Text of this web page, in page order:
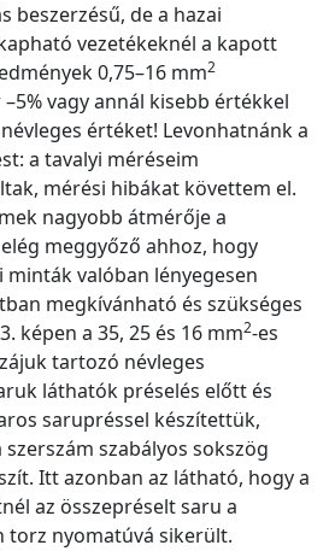
beszerzésű, de a hazai
vezetékeknél a kapott
0,75–16 mm2
vagy annál kisebb értékkel
értéket! Levonhatnánk a
a tavalyi méréseim
mérési hibákat követtem el.
nagyobb átmérője a
meggyőző ahhoz, hogy
minták valóban lényegesen
megkívánható és szükséges
képen a 35, 25 és 16 mm2-es
tartozó névleges
láthatók préselés előtt és
sarupréssel készítettük,
szabályos sokszög
Itt azonban az látható, hogy a
az összepréselt saru a
torz nyomatúvá sikerült.